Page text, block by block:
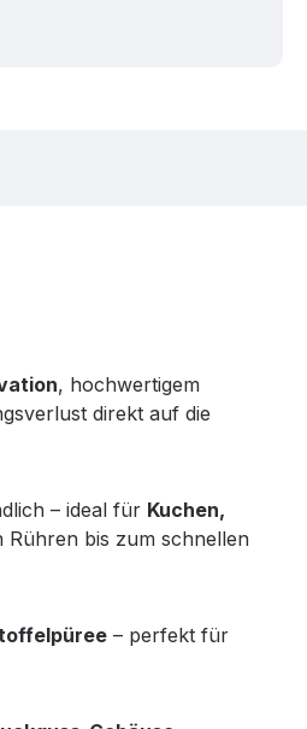
, hochwertigem
direkt auf die
– ideal für Kuchen,
Rühren bis zum schnellen
– perfekt für